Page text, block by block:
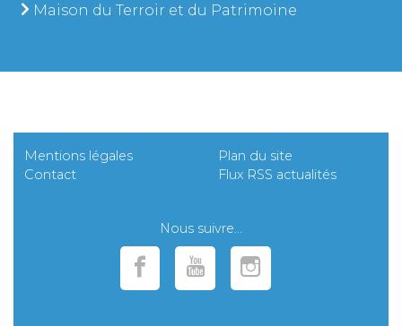
Maison du Terroir et du Patrimoine
Mentions légales
Contact
Plan du site
Flux RSS actualités
Nous suivre...